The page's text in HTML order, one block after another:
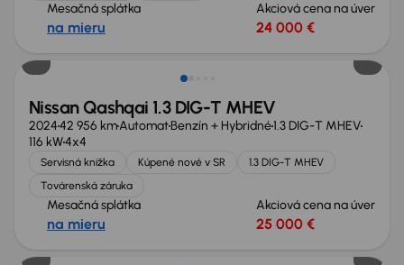
Mesačná splátka
na mieru
Akciová cena na úver
24 000 €
Zlacnené o 1 000 €
Nissan Qashqai 1.3 DIG-T MHEV
202442 956 kmAutomatBenzín + Hybridné1.3 DIG-T MHEV
116 kW4x4
Servisná knižka Kúpené nové v SR
1.3 DIG-T MHEV
Továrenská záruka
Mesačná splátka
na mieru
Akciová cena na úver
25 000 €